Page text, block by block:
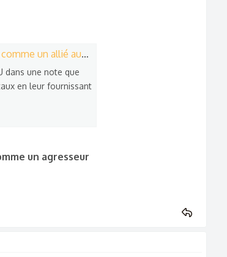
qu'encombrant
dans une note que
en leur fournissant
un agresseur